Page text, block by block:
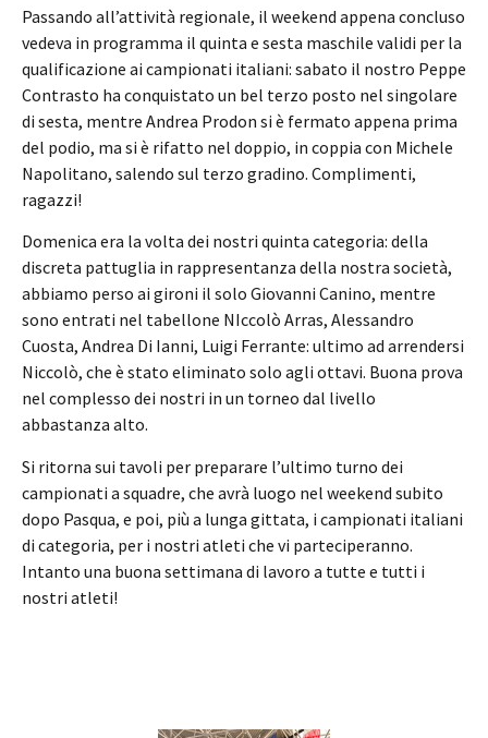
Passando all’attività regionale, il weekend appena concluso
vedeva in programma il quinta e sesta maschile validi per la
qualificazione ai campionati italiani: sabato il nostro Peppe
Contrasto ha conquistato un bel terzo posto nel singolare
di sesta, mentre Andrea Prodon si è fermato appena prima
del podio, ma si è rifatto nel doppio, in coppia con Michele
Napolitano, salendo sul terzo gradino. Complimenti,
ragazzi!
Domenica era la volta dei nostri quinta categoria: della
discreta pattuglia in rappresentanza della nostra società,
abbiamo perso ai gironi il solo Giovanni Canino, mentre
sono entrati nel tabellone NIccolò Arras, Alessandro
Cuosta, Andrea Di Ianni, Luigi Ferrante: ultimo ad arrendersi
Niccolò, che è stato eliminato solo agli ottavi. Buona prova
nel complesso dei nostri in un torneo dal livello
abbastanza alto.
Si ritorna sui tavoli per preparare l’ultimo turno dei
campionati a squadre, che avrà luogo nel weekend subito
dopo Pasqua, e poi, più a lunga gittata, i campionati italiani
di categoria, per i nostri atleti che vi parteciperanno.
Intanto una buona settimana di lavoro a tutte e tutti i
nostri atleti!